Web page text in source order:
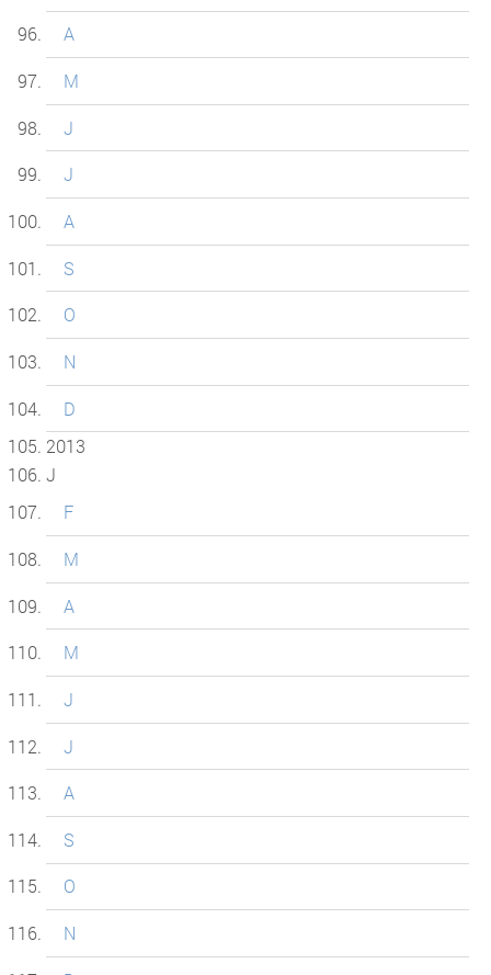
A
M
J
J
A
S
O
N
D
2013
J
F
M
A
M
J
J
A
S
O
N